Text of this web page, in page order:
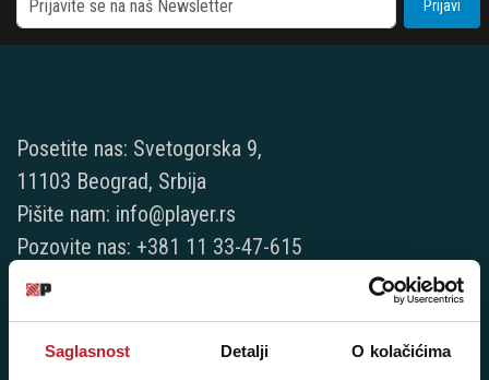
Saglasnost Detalji O kolačićima
Prijavi
Posetite nas: Svetogorska 9,
11103 Beograd, Srbija
Pišite nam: info@player.rs
Pozovite nas: +381 11 33-47-615
Sms/Viber/WhatsApp
060/6470116